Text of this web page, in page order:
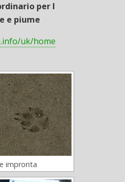
per l
e piume
uk/home
impronta